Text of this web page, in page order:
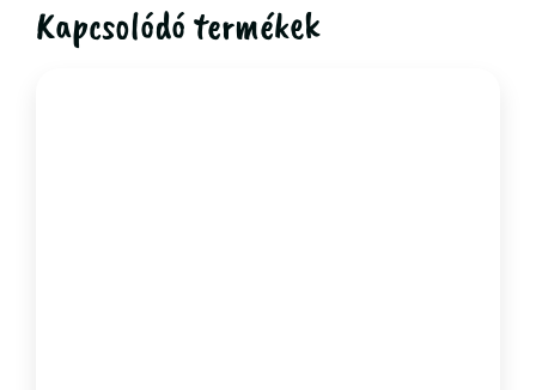
Kapcsolódó termékek